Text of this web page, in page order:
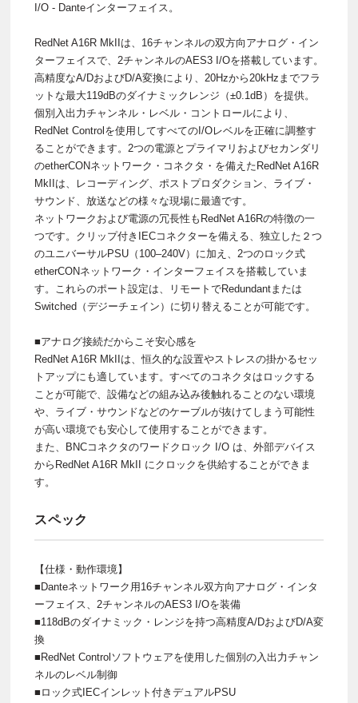
I/O - Danteインターフェイス。
RedNet A16R MkIIは、16チャンネルの双方向アナログ・イン
ターフェイスで、2チャンネルのAES3 I/Oを搭載しています。
高精度なA/DおよびD/A変換により、20Hzから20kHzまでフラ
ットな最大119dBのダイナミックレンジ（±0.1dB）を提供。
個別入出力チャンネル・レベル・コントロールにより、
RedNet Controlを使用してすべてのI/Oレベルを正確に調整す
ることができます。2つの電源とプライマリおよびセカンダリ
のetherCONネットワーク・コネクタ・を備えたRedNet A16R
MkIIは、レコーディング、ポストプロダクション、ライブ・
サウンド、放送などの様々な現場に最適です。
ネットワークおよび電源の冗長性もRedNet A16Rの特徴の一
つです。クリップ付きIECコネクターを備える、独立した２つ
のユニバーサルPSU（100–240V）に加え、2つのロック式
etherCONネットワーク・インターフェイスを搭載していま
す。これらのポート設定は、リモートでRedundantまたは
Switched（デジーチェイン）に切り替えることが可能です。
■アナログ接続だからこそ安心感を
RedNet A16R MkIIは、恒久的な設置やストレスの掛かるセッ
トアップにも適しています。すべてのコネクタはロックする
ことが可能で、設備などの組み込み後触れることのない環境
や、ライブ・サウンドなどのケーブルが抜けてしまう可能性
が高い環境でも安心して使用することができます。
また、BNCコネクタのワードクロック I/O は、外部デバイス
からRedNet A16R MkII にクロックを供給することができま
す。
スペック
【仕様・動作環境】
■Danteネットワーク用16チャンネル双方向アナログ・インタ
ーフェイス、2チャンネルのAES3 I/Oを装備
■118dBのダイナミック・レンジを持つ高精度A/DおよびD/A変
換
■RedNet Controlソフトウェアを使用した個別の入出力チャン
ネルのレベル制御
■ロック式IECインレット付きデュアルPSU